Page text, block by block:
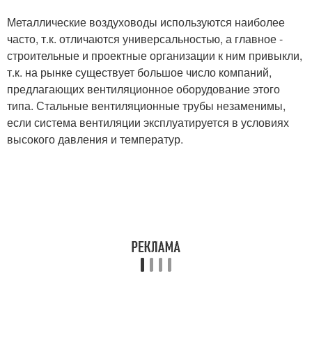
Металлические воздуховоды используются наиболее
часто, т.к. отличаются универсальностью, а главное -
строительные и проектные организации к ним привыкли,
т.к. на рынке существует большое число компаний,
предлагающих вентиляционное оборудование этого
типа. Стальные вентиляционные трубы незаменимы,
если система вентиляции эксплуатируется в условиях
высокого давления и температур.